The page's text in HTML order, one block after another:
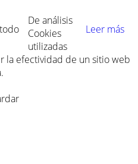
Leer más
De análisis
Cookies
utilizadas
la efectividad de un sitio web